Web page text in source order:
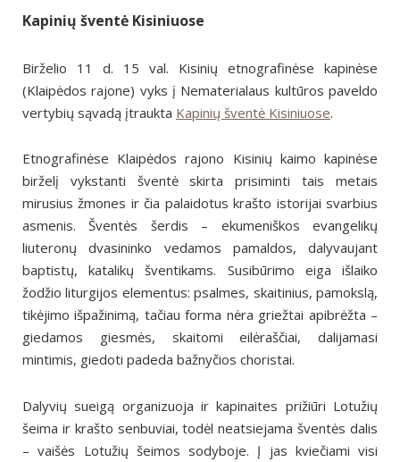
Kapinių šventė Kisiniuose
Birželio 11 d. 15 val. Kisinių etnografinėse kapinėse
(Klaipėdos rajone) vyks į Nematerialaus kultūros paveldo
vertybių sąvadą įtraukta Kapinių šventė Kisiniuose.
Etnografinėse Klaipėdos rajono Kisinių kaimo kapinėse
birželį vykstanti šventė skirta prisiminti tais metais
mirusius žmones ir čia palaidotus krašto istorijai svarbius
asmenis. Šventės šerdis – ekumeniškos evangelikų
liuteronų dvasininko vedamos pamaldos, dalyvaujant
baptistų, katalikų šventikams. Susibūrimo eiga išlaiko
žodžio liturgijos elementus: psalmes, skaitinius, pamokslą,
tikėjimo išpažinimą, tačiau forma nėra griežtai apibrėžta –
giedamos giesmės, skaitomi eilėraščiai, dalijamasi
mintimis, giedoti padeda bažnyčios choristai.
Dalyvių sueigą organizuoja ir kapinaites prižiūri Lotužių
šeima ir krašto senbuviai, todėl neatsiejama šventės dalis
– vaišės Lotužių šeimos sodyboje. Į jas kviečiami visi